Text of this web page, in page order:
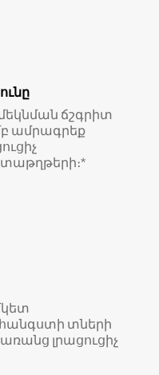
ճշգրիտ
ամրագրեք
տների
լրացուցիչ